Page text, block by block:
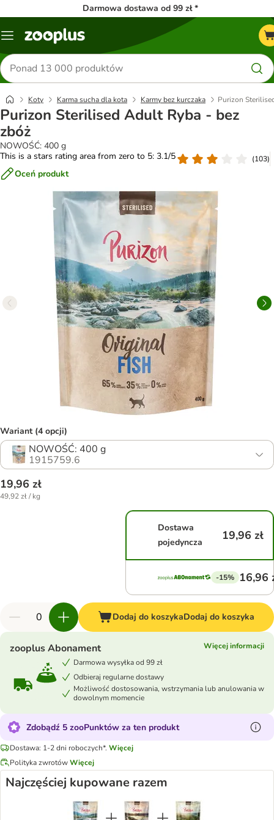
Darmowa dostawa od 99 zł *
Menu
Szukaj
produktów
Koty Karma sucha dla kota Karmy bez kurczaka Purizon
Purizon Sterilised Adult Ryba - bez
zbóż
NOWOŚĆ: 400 g
This is a stars rating area from zero to 5: 3.1/5
(103)
Oceń produkt
Wariant (4 opcji)
NOWOŚĆ: 400 g
1915759.6
19,96 zł
49,92 zł / kg
Dostawa
pojedyncza
19,96 zł
-15% 16,96
Dodaj do koszykaDodaj do koszyka
zooplus Abonament
Więcej informacji
Darmowa wysyłka od 99 zł
Odbieraj regularne dostawy
Możliwość dostosowania, wstrzymania lub anulowania w
dowolnym momencie
Zdobądź 5 zooPunktów za ten produkt
Dostawa: 1-2 dni roboczych*. Więcej
Polityka zwrotówWięcej
Najczęściej kupowane razem